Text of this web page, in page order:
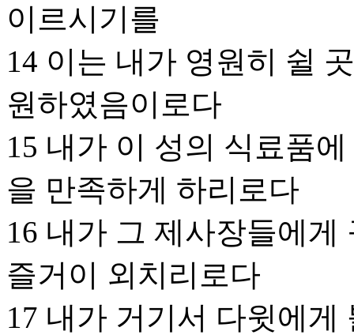
이르시기를
14 이는 내가 영원히 쉴
원하였음이로다
15 내가 이 성의 식료품
을 만족하게 하리로다
16 내가 그 제사장들에
즐거이 외치리로다
17 내가 거기서 다윗에